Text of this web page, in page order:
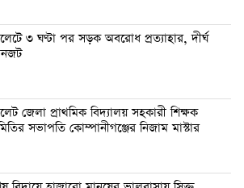
৩ ঘণ্টা পর সড়ক অবরোধ প্রত্যাহার, দীর্ঘ
জেলা প্রাথমিক বিদ্যালয় সহকারী শিক্ষক
সভাপতি কোম্পানীগঞ্জের নিজাম মাস্টার